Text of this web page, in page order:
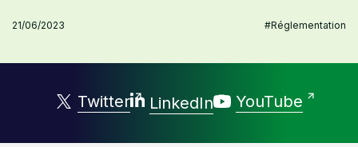
21/06/2023 #Réglementation
Twitter LinkedIn YouTube